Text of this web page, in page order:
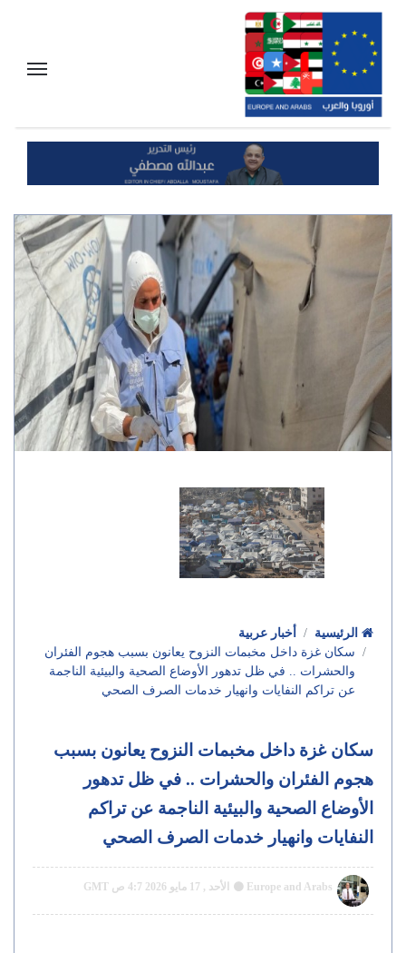
أخبار عربية
سكان غزة داخل مخبمات النزوح يعانون بسبب هجوم الفئران
والحشرات .. في ظل تدهور الأوضاع الصحية والبيئية الناجمة
عن تراكم النفايات وانهيار خدمات الصرف الصحي
سكان غزة داخل مخبمات النزوح يعانون بسبب
هجوم الفئران والحشرات .. في ظل تدهور
الأوضاع الصحية والبيئية الناجمة عن تراكم
النفايات وانهيار خدمات الصرف الصحي
Europe and Arabs الأحد , 17 مايو 2026 4:7 ص GMT